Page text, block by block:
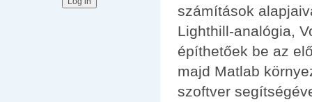
számítások
Lighthill-analógia,
építhetőek be az
majd Matlab
szoftver